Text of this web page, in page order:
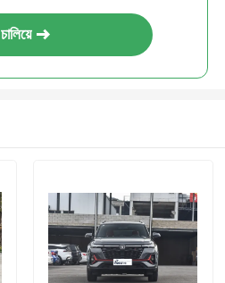
জমা দিন
চালিয়ে